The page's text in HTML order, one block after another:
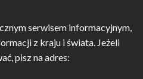
serwisem informacyjnym,
z kraju i świata. Jeżeli
pisz na adres: